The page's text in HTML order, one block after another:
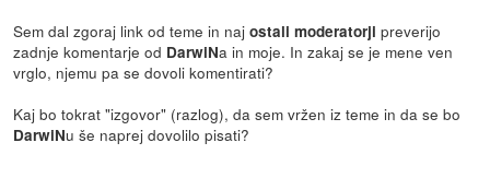
Sem dal zgoraj link od teme in najostali moderatorji preverijo
zadnje komentarje od DarwiNa in moje. In zakaj se je mene ven
vrglo, njemu pa se dovoli komentirati?
Kaj bo tokrat "izgovor" (razlog), da sem vržen iz teme in da se bo
DarwiNu še naprej dovolilo pisati?